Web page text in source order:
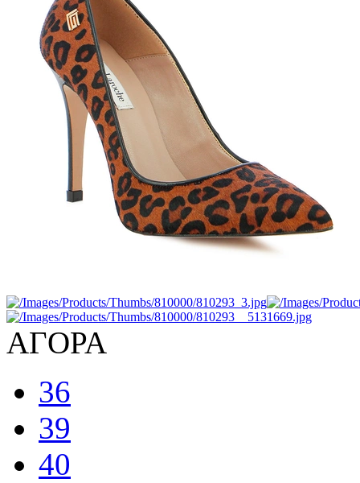
ΑΓΟΡΑ
36
39
40